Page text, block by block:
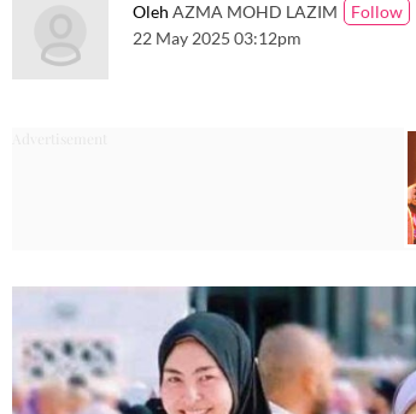
Oleh AZMA MOHD LAZIM
22 May 2025 03:12pm